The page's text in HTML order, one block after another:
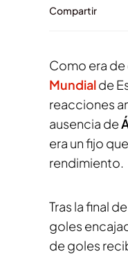
Compartir
Como era de
Mundialde
reacciones
ausencia de
era un fijo
rendimiento.
Tras la final
goles
de goles